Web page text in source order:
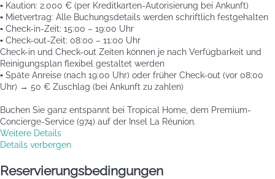
▪️ Kaution: 2.000 € (per Kreditkarten-Autorisierung bei Ankunft)
▪️ Mietvertrag: Alle Buchungsdetails werden schriftlich festgehalten
▪️ Check-in-Zeit: 15:00 – 19:00 Uhr
▪️ Check-out-Zeit: 08:00 – 11:00 Uhr
Check-in und Check-out Zeiten können je nach Verfügbarkeit und
Reinigungsplan flexibel gestaltet werden
▪️ Späte Anreise (nach 19:00 Uhr) oder früher Check-out (vor 08:00
Uhr) → 50 € Zuschlag (bei Ankunft zu zahlen)
Buchen Sie ganz entspannt bei Tropical Home, dem Premium-
Concierge-Service (974) auf der Insel La Réunion.
Weitere Details
Details verbergen
Reservierungsbedingungen